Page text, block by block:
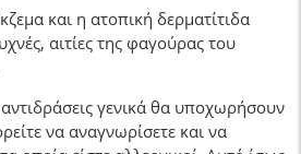
και η ατοπική δερματίτιδα
αιτίες της φαγούρας του
γενικά θα υποχωρήσουν
να αναγνωρίσετε και να